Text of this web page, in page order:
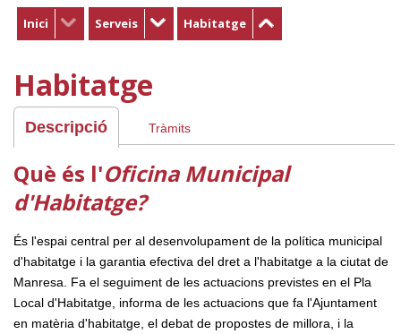
Inici Serveis Habitatge
Habitatge
Descripció Tràmits
Què és l'Oficina Municipal
d'Habitatge?
És l'espai central per al desenvolupament de la política municipal
d'habitatge i la garantia efectiva del dret a l'habitatge a la ciutat de
Manresa. Fa el seguiment de les actuacions previstes en el Pla
Local d'Habitatge, informa de les actuacions que fa l'Ajuntament
en matèria d'habitatge, el debat de propostes de millora, i la